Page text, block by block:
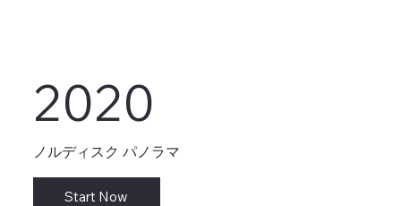
2020
ノルディスク パノラマ
Start Now